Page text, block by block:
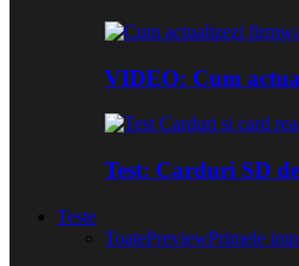
VIDEO: Cum
Test: Carduri SD
Teste
ToatePreviewPrimele